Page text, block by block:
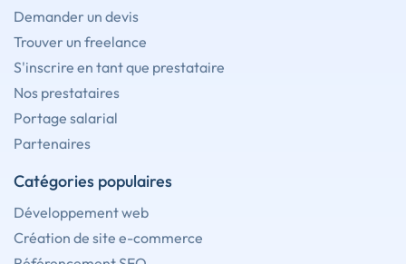
Demander un devis
Trouver un freelance
S'inscrire en tant que prestataire
Nos prestataires
Portage salarial
Partenaires
Catégories populaires
Développement web
Création de site e-commerce